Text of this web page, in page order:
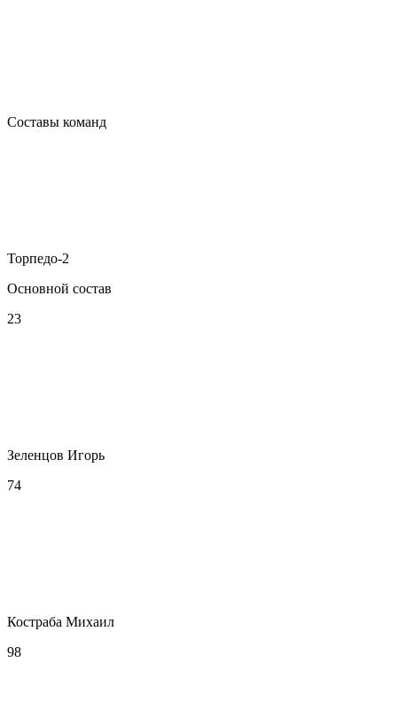
Составы команд
Торпедо-2
Основной состав
23
Зеленцов Игорь
74
Костраба Михаил
98